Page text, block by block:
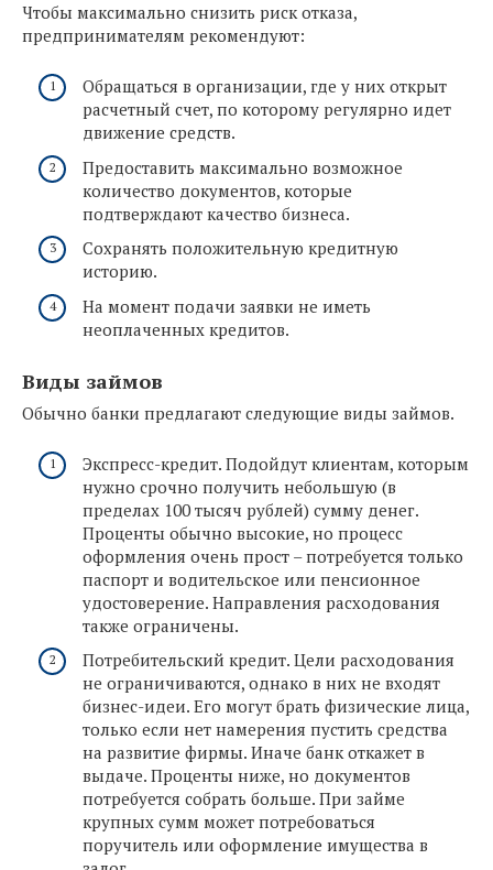
Чтобы максимально снизить риск отказа,
предпринимателям рекомендуют:
Обращаться в организации, где у них открыт
расчетный счет, по которому регулярно идет
движение средств.
Предоставить максимально возможное
количество документов, которые
подтверждают качество бизнеса.
Сохранять положительную кредитную
историю.
На момент подачи заявки не иметь
неоплаченных кредитов.
Виды займов
Обычно банки предлагают следующие виды займов.
Экспресс-кредит. Подойдут клиентам, которым
нужно срочно получить небольшую (в
пределах 100 тысяч рублей) сумму денег.
Проценты обычно высокие, но процесс
оформления очень прост – потребуется только
паспорт и водительское или пенсионное
удостоверение. Направления расходования
также ограничены.
Потребительский кредит. Цели расходования
не ограничиваются, однако в них не входят
бизнес-идеи. Его могут брать физические лица,
только если нет намерения пустить средства
на развитие фирмы. Иначе банк откажет в
выдаче. Проценты ниже, но документов
потребуется собрать больше. При займе
крупных сумм может потребоваться
поручитель или оформление имущества в